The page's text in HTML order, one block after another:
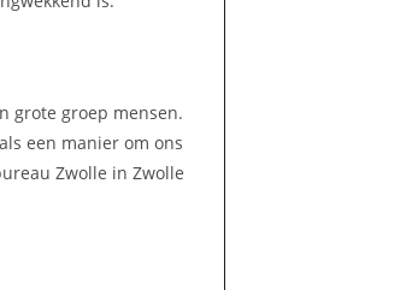
grote groep mensen.
een manier om ons
Zwolle in Zwolle